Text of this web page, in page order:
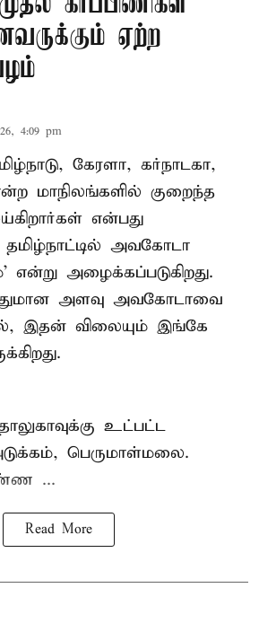
ஏற்ற
4:09 pm
கேரளா, கர்நாடகா,
மாநிலங்களில் குறைந்த
என்பது
தமிழ்நாட்டில் அவகோடா
அழைக்கப்படுகிறது.
அளவு அவகோடாவை
இதன் விலையும் இங்கே
உட்பட்ட
பெருமாள்மலை.
...
Read More